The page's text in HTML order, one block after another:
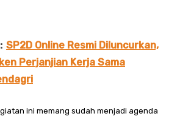
SP2D Online Resmi Diluncurkan,
Perjanjian Kerja Sama
ini memang sudah menjadi agenda